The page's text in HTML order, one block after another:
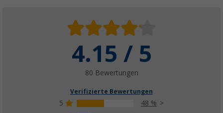
Berger StrongProtect Schutzhülle für
(96)
ab119,00€UVP
4.15 / 5
80 Bewertungen
Verifizierte Bewertungen
5
48 %